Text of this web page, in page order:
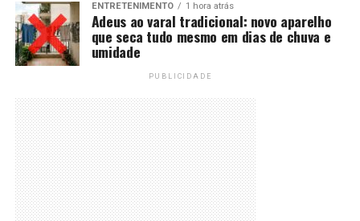
ENTRETENIMENTO 1 hora atrás
Adeus ao varal tradicional: novo aparelho
que seca tudo mesmo em dias de chuva e
umidade
PUBLICIDADE